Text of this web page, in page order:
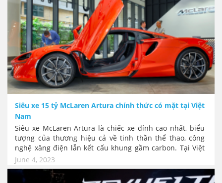
Siêu xe 15 tỷ McLaren Artura chính thức có mặt tại Việt
Nam
Siêu xe McLaren Artura là chiếc xe đỉnh cao nhất, biểu
tượng của thương hiệu cả về tinh thần thể thao, công
nghệ xăng điện lẫn kết cấu khung gầm carbon. Tại Việt
Nam, McLaren Artura đã có giá bán chính thức khởi
điểm từ 14,69 tỷ đồng, siêu xe này xuất hiện sẽ cạnh
tranh trực tiếp với Ferrari 296 GTB có giá 21 tỷ đồng.
June 4, 2023